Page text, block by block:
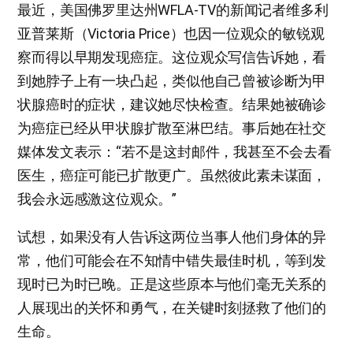
最近，美国佛罗里达州WFLA-TV的新闻记者维多利
亚普莱斯（Victoria Price）也因一位观众的敏锐观
察而得以早期发现癌症。这位观众写信告诉她，看
到她脖子上有一块凸起，类似他自己曾被诊断为甲
状腺癌时的症状，建议她尽快检查。结果她被确诊
为癌症已经从甲状腺扩散至淋巴结。事后她在社交
媒体发文表示：“若不是这封邮件，我甚至不会去看
医生，癌症可能已扩散更广。虽然彼此素未谋面，
我会永远感激这位观众。”
试想，如果没有人告诉这两位当事人他们身体的异
常，他们可能会在不知情中错失最佳时机，等到发
现时已为时已晚。正是这些原本与他们毫无关系的
人展现出的关怀和勇气，在关键时刻拯救了他们的
生命。